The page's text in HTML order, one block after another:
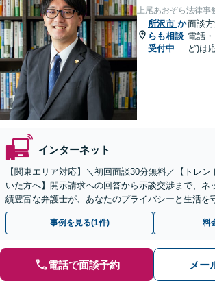
上尾あおぞら法律事
所沢市 か
らも相談
受付中
面談方
電話
ど)は
インターネット
【関東エリア対応】＼初回面談30分無料／【トレン
いた方へ】開示請求への回答から示談交渉まで、ネ
績豊富な弁護士が、あなたのプライバシーと生活を
対応します【セミナー実績多数】【休日・夜間相談
事例を見る(1件) 料
電話で面談予約 メー